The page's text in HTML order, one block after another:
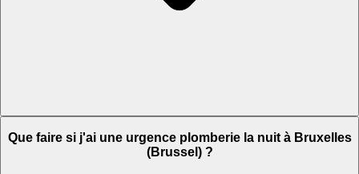
Que faire si j'ai une urgence plomberie la nuit à Bruxelles
(Brussel) ?